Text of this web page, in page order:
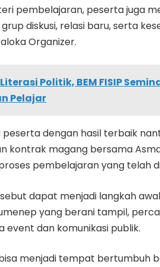
pembelajaran, peserta juga
diskusi, relasi baru, serta
Organizer.
Politik, BEM FISIP
Pelajar
dengan hasil terbaik
kontrak magang bersama
pembelajaran yang telah
dapat menjadi langkah
yang berani tampil,
event dan komunikasi publik.
menjadi tempat bertumbuh